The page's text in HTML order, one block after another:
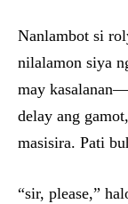
Nanlambot si
nilalamon siya
may
delay ang
masisira. Pati
“sir, please,”